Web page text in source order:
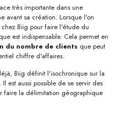
très importante dans une
avant sa création. Lorsque l'on
Biig pour faire l'étude du
est indispensable. Cela permet en
du nombre de clients que peut
chiffre d'affaires.
Biig définit l'isochronique sur la
est aussi possible de se servir des
faire la délimitation géographique